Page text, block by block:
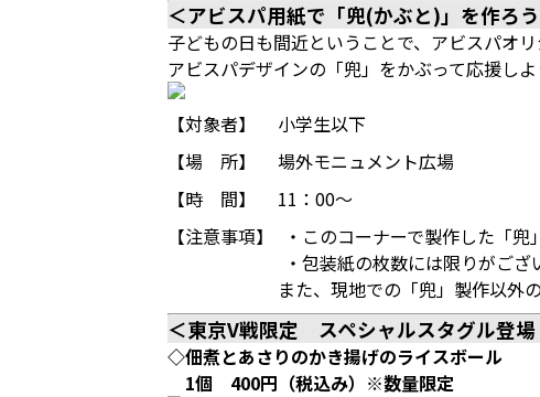
＜アビスパ用紙で「兜(かぶと)」を作ろ
子どもの日も間近ということで、アビスパオ
アビスパデザインの「兜」をかぶって応援しよ
【対象者】
小学生以下
【場 所】
場外モニュメント広場
【時 間】
11：00～
【注意事項】
・このコーナーで製作した「
・包装紙の枚数には限りがご
また、現地での「兜」製作以外
＜東京V戦限定 スペシャルスタグル登場
◇佃煮とあさりのかき揚げのライスボール
1個 400円（税込み）※数量限定